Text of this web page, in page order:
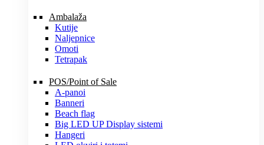
Ambalaža
Kutije
Naljepnice
Omoti
Tetrapak
POS/Point of Sale
A-panoi
Banneri
Beach flag
Big LED UP Display sistemi
Hangeri